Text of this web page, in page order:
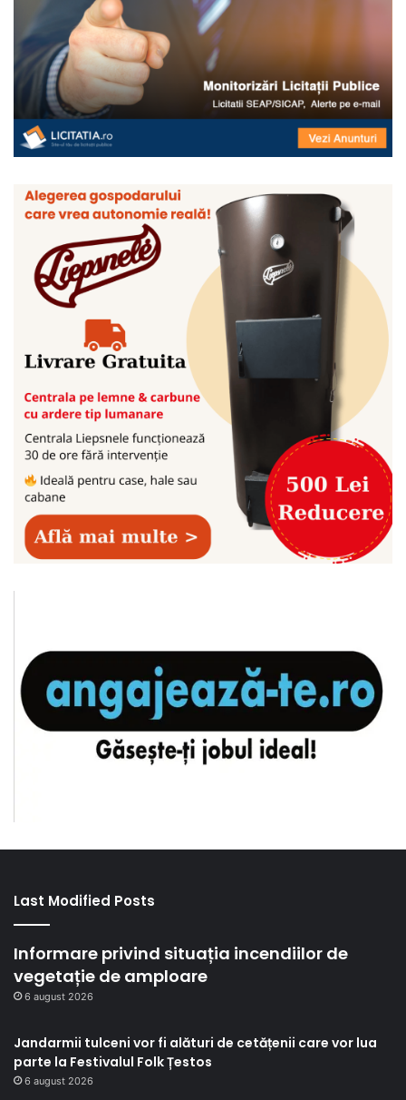
Last Modified Posts
Informare privind situația incendiilor de
vegetație de amploare
6 august 2026
Jandarmii tulceni vor fi alături de cetățenii care vor lua
parte la Festivalul Folk Țestos
6 august 2026